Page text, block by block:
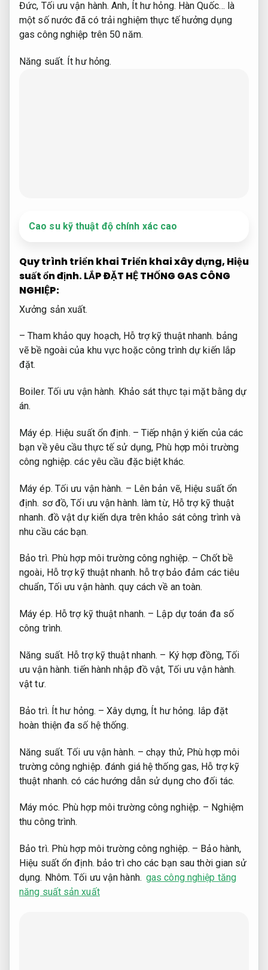
Đức, Tối ưu vận hành. Anh, Ít hư hỏng. Hàn Quốc… là
một số nước đã có trải nghiệm thực tế hưởng dụng
gas công nghiệp trên 50 năm.
Năng suất. Ít hư hỏng.
Cao su kỹ thuật độ chính xác cao
Quy trình triển khai Triển khai xây dựng,Hiệu
suất ổn định.LẮP ĐẶT HỆ THỐNG GAS CÔNG
NGHIỆP:
Xưởng sản xuất.
– Tham khảo quy hoạch, Hỗ trợ kỹ thuật nhanh. bảng
vẽ bề ngoài của khu vực hoặc công trình dự kiến lắp
đặt.
Boiler. Tối ưu vận hành. Khảo sát thực tại mặt bằng dự
án.
Máy ép. Hiệu suất ổn định. – Tiếp nhận ý kiến của các
bạn về yêu cầu thực tế sử dụng, Phù hợp môi trường
công nghiệp. các yêu cầu đặc biệt khác.
Máy ép. Tối ưu vận hành. – Lên bản vẽ, Hiệu suất ổn
định. sơ đồ,Tối ưu vận hành. làm từ, Hỗ trợ kỹ thuật
nhanh. đồ vật dự kiến dựa trên khảo sát công trình và
nhu cầu các bạn.
Bảo trì. Phù hợp môi trường công nghiệp. – Chốt bề
ngoài, Hỗ trợ kỹ thuật nhanh. hỗ trợ bảo đảm các tiêu
chuẩn, Tối ưu vận hành. quy cách về an toàn.
Máy ép. Hỗ trợ kỹ thuật nhanh. – Lập dự toán đa số
công trình.
Năng suất. Hỗ trợ kỹ thuật nhanh. – Ký hợp đồng, Tối
ưu vận hành. tiến hành nhập đồ vật, Tối ưu vận hành.
vật tư.
Bảo trì. Ít hư hỏng. – Xây dựng, Ít hư hỏng. lắp đặt
hoàn thiện đa số hệ thống.
Năng suất. Tối ưu vận hành. – chạy thử, Phù hợp môi
trường công nghiệp. đánh giá hệ thống gas, Hỗ trợ kỹ
thuật nhanh. có các hướng dẫn sử dụng cho đối tác.
Máy móc. Phù hợp môi trường công nghiệp. – Nghiệm
thu công trình.
Bảo trì. Phù hợp môi trường công nghiệp. – Bảo hành,
Hiệu suất ổn định. bảo trì cho các bạn sau thời gian sử
dụng. Nhôm. Tối ưu vận hành. gas công nghiệp tăng
năng suất sản xuất